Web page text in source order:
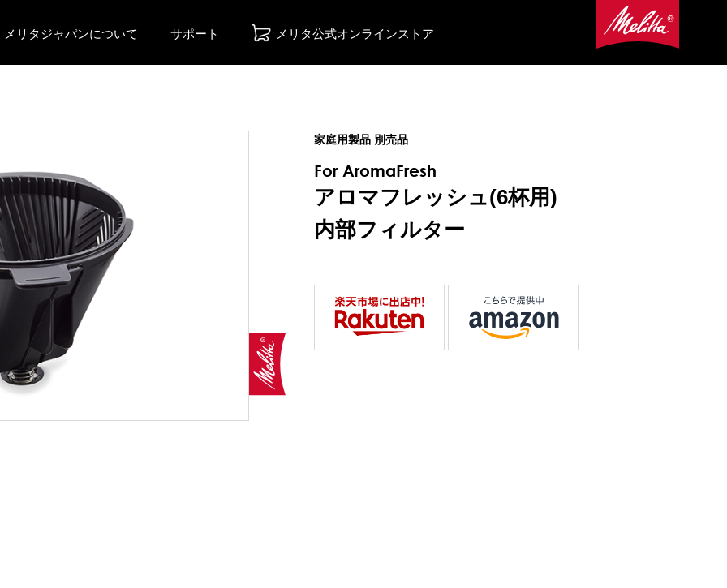
メリタジャパンについて サポート メリタ公式オンラインストア
家庭用製品 別売品
For AromaFresh
アロマフレッシュ(6杯用)
内部フィルター